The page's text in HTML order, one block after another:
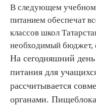
В следующем
питанием обеспечат
классов школ
необходимый
На сегодняшний
питания для
рассчитывается
органами.